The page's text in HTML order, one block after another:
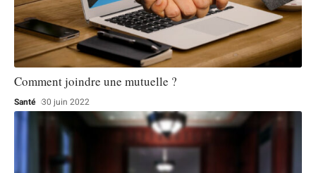
Comment joindre une mutuelle ?
Santé 30 juin 2022